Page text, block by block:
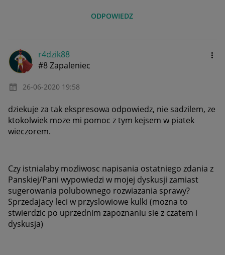
ODPOWIEDZ
r4dzik88
#8 Zapaleniec
‎26-06-2020 19:58
dziekuje za tak ekspresowa odpowiedz, nie sadzilem, ze
ktokolwiek moze mi pomoc z tym kejsem w piatek
wieczorem.
Czy istnialaby mozliwosc napisania ostatniego zdania z
Panskiej/Pani wypowiedzi w mojej dyskusji zamiast
sugerowania polubownego rozwiazania sprawy?
Sprzedajacy leci w przyslowiowe kulki (mozna to
stwierdzic po uprzednim zapoznaniu sie z czatem i
dyskusja)